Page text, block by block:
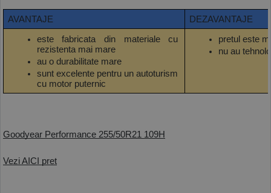
AVANTAJE DEZAVANTAJE
este fabricata din materiale cu
rezistenta mai mare
au o durabilitate mare
sunt excelente pentru un autoturism
cu motor puternic
pretul este
nu au
Goodyear Performance 255/50R21 109H
Vezi AICI pret